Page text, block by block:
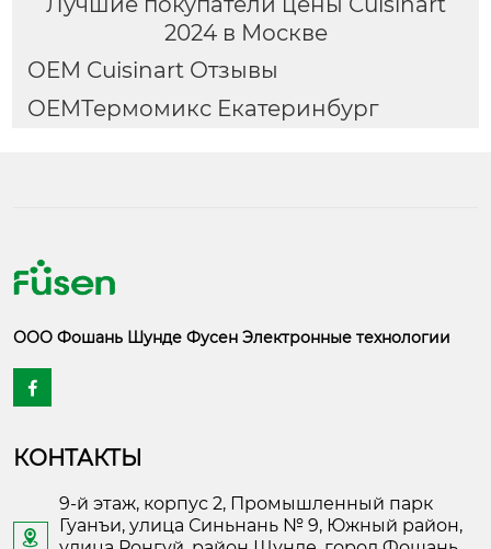
2024 в Москве
OEM Cuisinart Отзывы
OEMТермомикс Екатеринбург
ООО Фошань Шунде Фусен Электронные технологии

КОНТАКТЫ

9-й этаж, корпус 2, Промышленный парк
Гуанъи, улица Синьнань № 9, Южный район,